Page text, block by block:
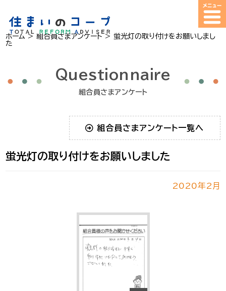
ホーム >組合員さまアンケート > 蛍光灯の取り付けをお願いしまし
た
Questionnaire
組合員さまアンケート
組合員さまアンケート一覧へ
蛍光灯の取り付けをお願いしました
2020年2月